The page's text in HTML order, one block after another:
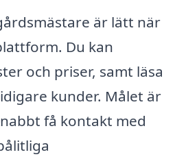
är lätt när
Du kan
och priser, samt läsa
kunder. Målet är
få kontakt med